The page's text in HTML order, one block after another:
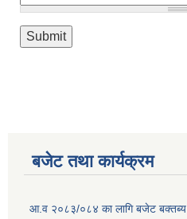
बजेट तथा कार्यक्रम
आ.व २०८३/०८४ का लागि बजेट बक्तब्य